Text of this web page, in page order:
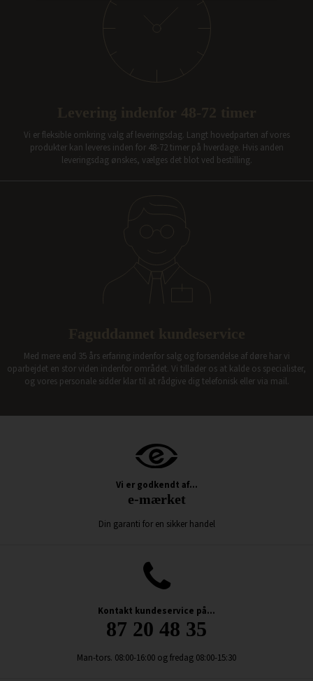
Vi er fleksible omkring valg af leveringsdag. Langt hovedparten af vores
produkter kan leveres inden for 48-72 timer på hverdage. Hvis anden
leveringsdag ønskes, vælges det blot ved bestilling.
Med mere end 35 års erfaring indenfor salg og forsendelse af døre har vi
oparbejdet en stor viden indenfor området. Vi tillader os at kalde os specialister,
og vores personale sidder klar til at rådgive dig telefonisk eller via mail.
Vi er godkendt af...
e-mærket
Din garanti for en sikker handel
Kontakt kundeservice på...
87 20 48 35
Man-tors. 08:00-16:00 og fredag 08:00-15:30